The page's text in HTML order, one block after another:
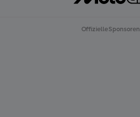
Offizielle Sponsoren